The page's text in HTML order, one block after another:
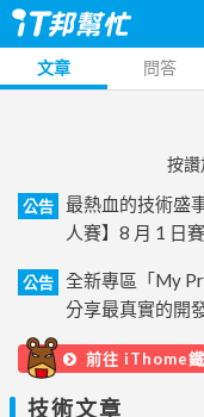
文章 問答
按
公告
最熱血的技術盛
人賽】8 月 1 日
公告
全新專區「My
分享最真實的開
前往 iThome
技術文章